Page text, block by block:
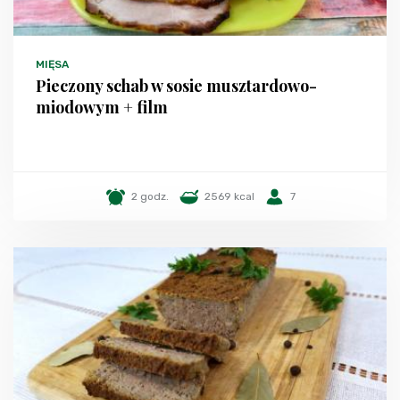
MIĘSA
Pieczony schab w sosie musztardowo-
miodowym + film
2 godz. 2569 kcal 7